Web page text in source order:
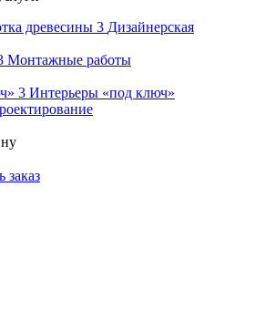
Дизайнерская
Монтажные работы
Интерьеры «под ключ»
заказ